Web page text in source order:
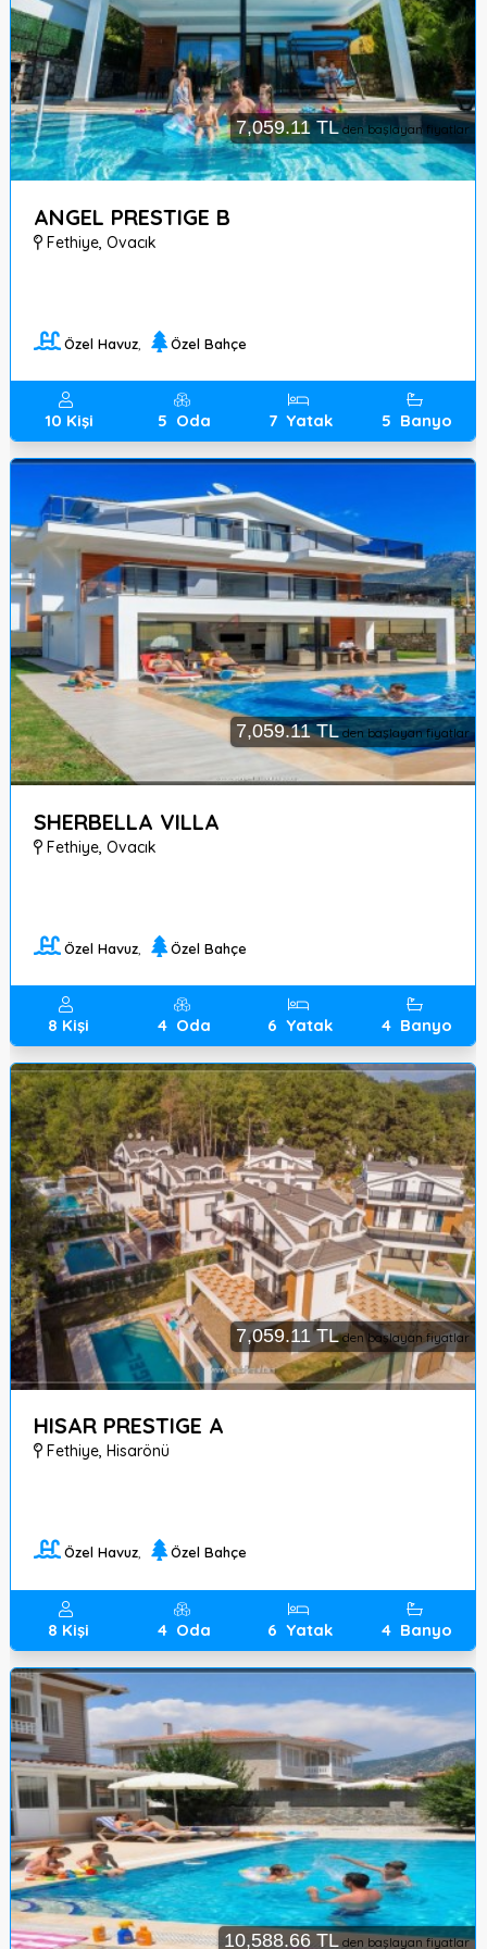
+90
544
550
6429
Ölüdeniz
No:13/I
Fethiye/Muğla
ANGEL PRESTIGE B
Fethiye,Ovacık
Özel Havuz Özel Bahçe
7,059.11 TL den başlayan fiyatlar
10 Kişi 5 Oda 7 Yatak 5 Banyo
SHERBELLA VILLA
Fethiye ,Ovacık
Özel Havuz Özel Bahçe
7,059.11 TL den başlayan fiyatlar
8 Kişi 4 Oda 6 Yatak 4 Banyo
HISAR PRESTIGE A
Fethiye,Hisarönü
Özel Havuz, Özel Bahçe
7,059.11 TL den başlayan fiyatlar
8 Kişi 4 Oda 6 Yatak 4 Banyo
10,588.66 TL den başlayan fiyatlar